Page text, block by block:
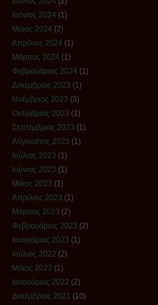
Ιούνιος 2024 (1)
Μάιος 2024 (2)
Απρίλιος 2024 (1)
Μάρτιος 2024 (1)
Φεβρουάριος 2024 (1)
Δεκέμβριος 2023 (1)
Νοέμβριος 2023 (3)
Οκτώβριος 2023 (1)
Σεπτέμβριος 2023 (1)
Αύγουστος 2023 (1)
Ιούλιος 2023 (1)
Ιούνιος 2023 (1)
Μάιος 2023 (1)
Απρίλιος 2023 (1)
Μάρτιος 2023 (2)
Φεβρουάριος 2023 (2)
Ιανουάριος 2023 (1)
Ιούλιος 2022 (2)
Μάιος 2022 (1)
Ιανουάριος 2022 (2)
Δεκέμβριος 2021 (10)